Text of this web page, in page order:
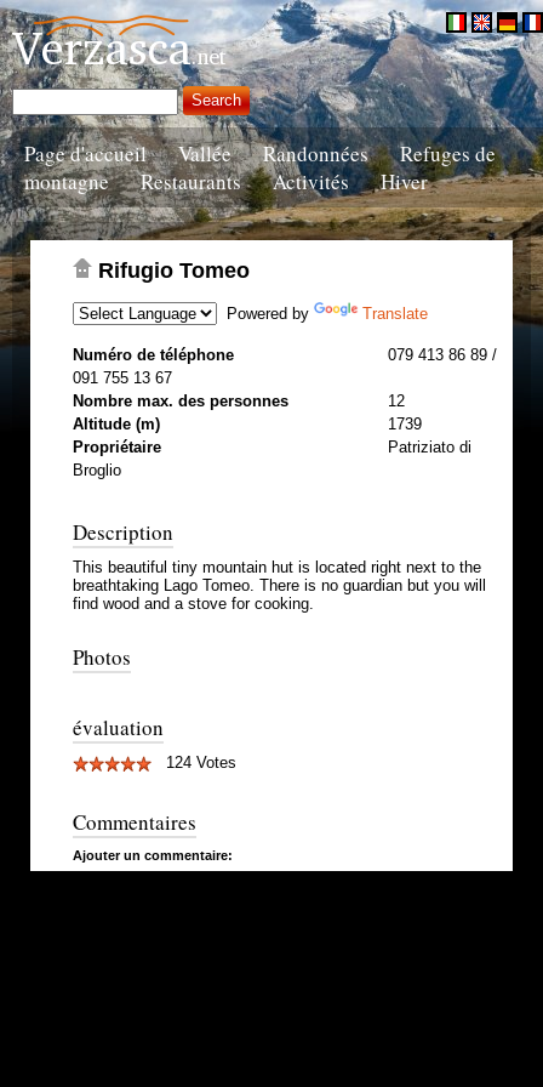
Page d'accueil Vallée Randonnées
Refuges de
montagne
Restaurants Activités Hiver
Rifugio Tomeo
Powered by Translate
Numéro de téléphone
079 413 86 89 /
091 755 13 67
Nombre max. des personnes
12
Altitude (m)
1739
Propriétaire
Patriziato di
Broglio
Description
This beautiful tiny mountain hut is located right next to the
breathtaking Lago Tomeo. There is no guardian but you will
find wood and a stove for cooking.
Photos
évaluation
124 Votes
Commentaires
Ajouter un commentaire: